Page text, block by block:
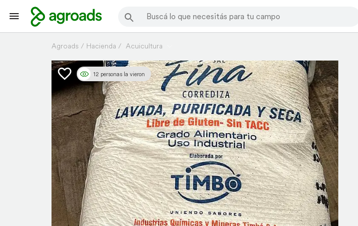
Agroads Hacienda Acuicultura
12 personas la vieron